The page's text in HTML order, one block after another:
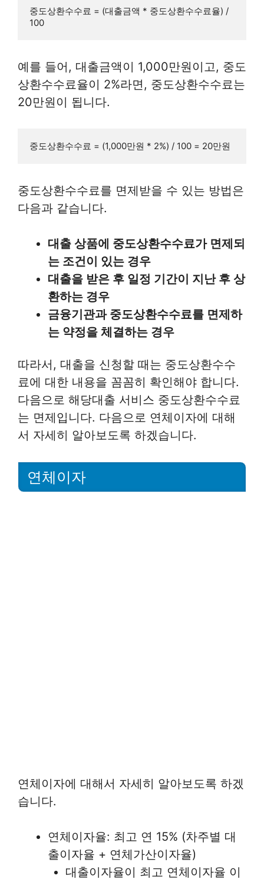
중도상환수수료 = (대출금액 * 중도상환수수료율) /
예를 들어, 대출금액이 1,000만원이고, 중도
상환수수료율이 2%라면, 중도상환수수료는
20만원이 됩니다.
중도상환수수료를 면제받을 수 있는 방법은
다음과 같습니다.
대출 상품에 중도상환수수료가 면제되
는 조건이 있는 경우
대출을 받은 후 일정 기간이 지난 후 상
환하는 경우
금융기관과 중도상환수수료를 면제하
는 약정을 체결하는 경우
따라서, 대출을 신청할 때는 중도상환수수
료에 대한 내용을 꼼꼼히 확인해야 합니다.
다음으로 해당대출 서비스 중도상환수수료
는 면제입니다. 다음으로 연체이자에 대해
서 자세히 알아보도록 하겠습니다.
연체이자
연체이자에 대해서 자세히 알아보도록 하겠
습니다.
연체이자율: 최고 연 15% (차주별 대
출이자율 + 연체가산이자율)
대출이자율이 최고 연체이자율 이